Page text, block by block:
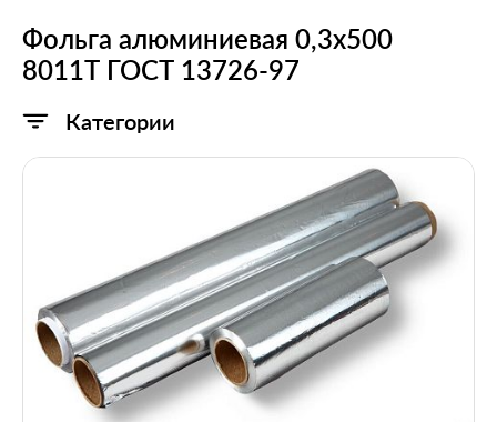
Фольга алюминиевая 0,3х500
8011Т ГОСТ 13726-97
Категории